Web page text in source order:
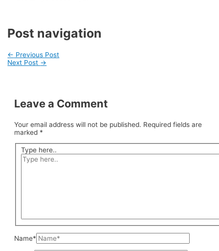
Post navigation
← Previous Post
Next Post →
Leave a Comment
Your email address will not be published. Required fields are
marked *
Type here..
Name*